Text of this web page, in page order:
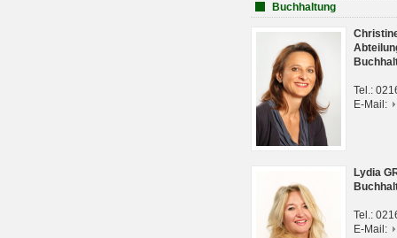
Buchhaltung
Tel.:
E-Mail:
Lydia
Tel.:
E-Mail: